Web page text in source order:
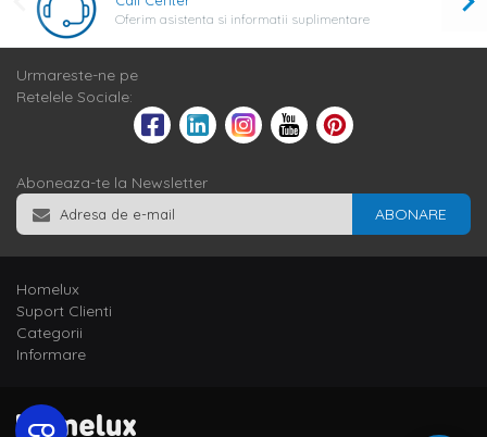
Oferim asistenta si informatii suplimentare
Urmareste-ne pe
Retelele Sociale:
Aboneaza-te la Newsletter
ABONARE
Homelux
Suport Clienti
Categorii
Informare